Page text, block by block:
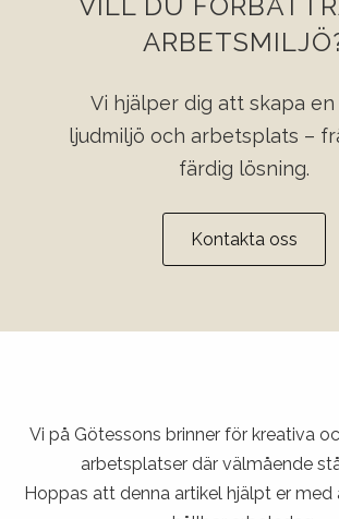
Vi hjälper dig att skapa
ljudmiljö och arbetsplats –
färdig lösning.
Kontakta oss
Vi på Götessons brinner för kreativa
arbetsplatser där välmående
Hoppas att denna artikel hjälpt er med